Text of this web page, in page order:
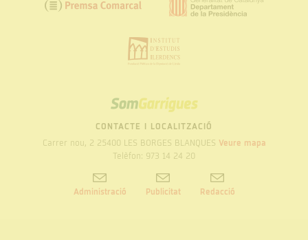
SOM
GARRIGUES
CONTACTE I LOCALITZACIÓ
Carrer nou, 2 25400 LES BORGES BLANQUES Veure mapa
Telèfon: 973 14 24 20
Administració Publicitat Redacció